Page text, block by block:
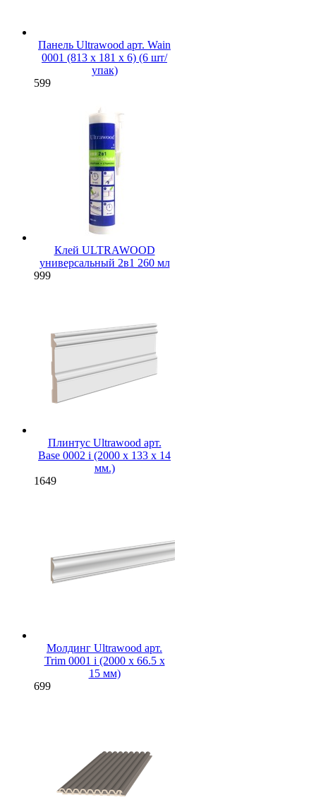
Панель Ultrawood арт. Wain
0001 (813 х 181 х 6) (6 шт/
упак)
599
Клей ULTRAWOOD
универсальный 2в1 260 мл
999
Плинтус Ultrawood арт.
Base 0002 i (2000 x 133 x 14
мм.)
1649
Молдинг Ultrawood арт.
Trim 0001 i (2000 х 66.5 х
15 мм)
699